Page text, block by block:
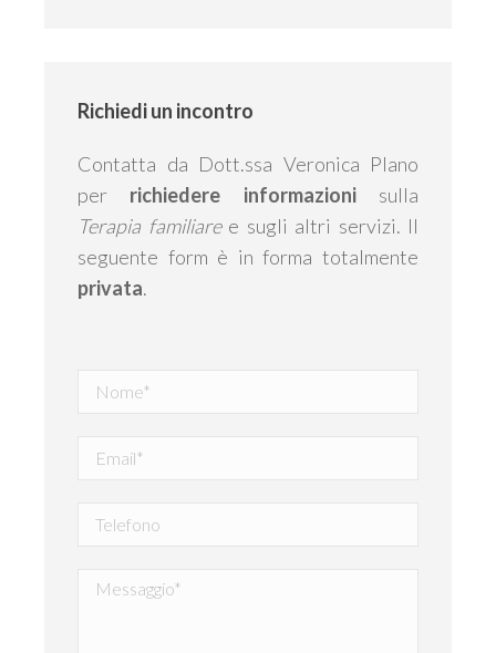
Richiedi un incontro
Contatta da Dott.ssa Veronica Plano
per richiedere informazionisulla
Terapia familiaree sugli altri servizi. Il
seguente form è in forma totalmente
privata.